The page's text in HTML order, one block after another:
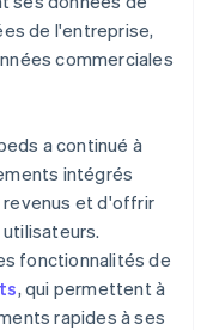
de l'entreprise,
commerciales
a continué à
intégrés
revenus et d'offrir
fonctionnalités de
, qui permettent à
rapides à ses